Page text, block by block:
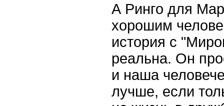
А Ринго для
хорошим
история с
реальна. Он
и наша
лучше, если